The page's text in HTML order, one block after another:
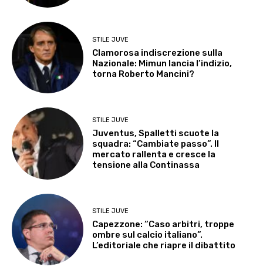
STILE JUVE
Clamorosa indiscrezione sulla
Nazionale: Mimun lancia l’indizio,
torna Roberto Mancini?
STILE JUVE
Juventus, Spalletti scuote la
squadra: “Cambiate passo”. Il
mercato rallenta e cresce la
tensione alla Continassa
STILE JUVE
Capezzone: “Caso arbitri, troppe
ombre sul calcio italiano”.
L’editoriale che riapre il dibattito